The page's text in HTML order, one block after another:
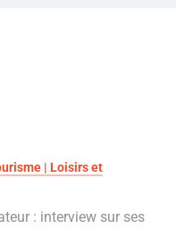
| Loisirs et
: interview sur ses